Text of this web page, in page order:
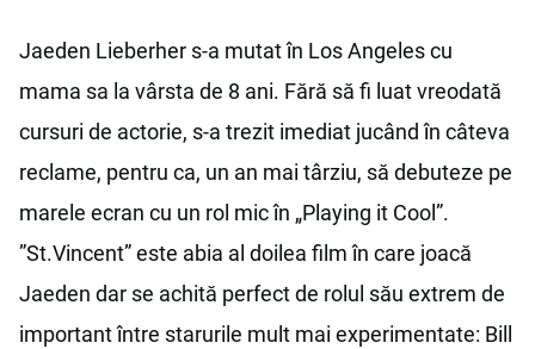
Jaeden Lieberher s-a mutat în Los Angeles cu
mama sa la vârsta de 8 ani. Fără să fi luat vreodată
cursuri de actorie, s-a trezit imediat jucând în câteva
reclame, pentru ca, un an mai târziu, să debuteze pe
marele ecran cu un rol mic în „Playing it Cool”.
”St.Vincent” este abia al doilea film în care joacă
Jaeden dar se achită perfect de rolul său extrem de
important între starurile mult mai experimentate: Bill